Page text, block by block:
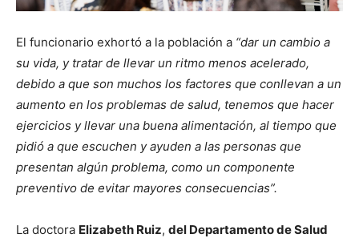
El funcionario exhortó a la población a “dar un cambio a
su vida, y tratar de llevar un ritmo menos acelerado,
debido a que son muchos los factores que conllevan a un
aumento en los problemas de salud, tenemos que hacer
ejercicios y llevar una buena alimentación, al tiempo que
pidió a que escuchen y ayuden a las personas que
presentan algún problema, como un componente
preventivo de evitar mayores consecuencias”.
La doctora Elizabeth Ruiz, del Departamento de Salud